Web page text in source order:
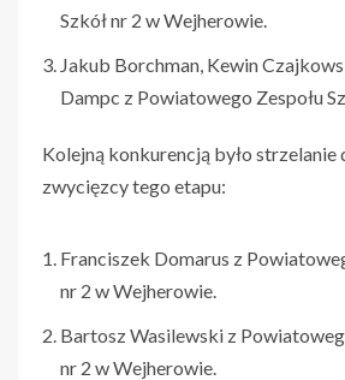
Szkół nr 2 w Wejherowie.
Jakub Borchman, Kewin
Dampc z Powiatowego Zespołu
Kolejną konkurencją było strzelanie
zwycięzcy tego etapu:
Franciszek Domarus z
nr 2 w Wejherowie.
Bartosz Wasilewski z
nr 2 w Wejherowie.